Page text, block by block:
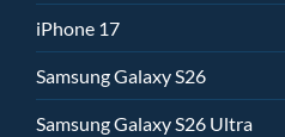
iPhone 17
Samsung Galaxy S26
Samsung Galaxy S26 Ultra